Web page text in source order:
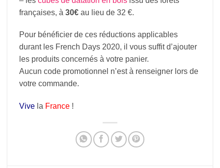
françaises, à 30€au lieu de 32 €.
Pour bénéficier de ces réductions applicables
durant les French Days 2020, il vous suffit d’ajouter
les produits concernés à votre panier.
Aucun code promotionnel n’est à renseigner lors de
votre commande.
Vivela France!